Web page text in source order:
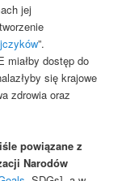
jej
”.
miałby dostęp do
się krajowe
zdrowia oraz
powiązane z
Narodów